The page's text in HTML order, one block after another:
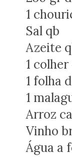
1
Sal qb
Azeite
1
1 folha
1
Arroz
Vinho
Água a